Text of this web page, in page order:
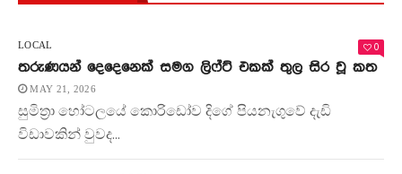
LOCAL 0
තරුණයන් දෙදෙනෙක් සමග ලිෆ්ට් එකක් තුල සිර වූ කත
MAY 21, 2026
සුමිත්‍රා හෝටලයේ කොරිඩෝව දිගේ පියනැගුවේ දැඩි
විඩාවකින් වුවද...